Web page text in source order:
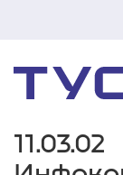
11.03.02